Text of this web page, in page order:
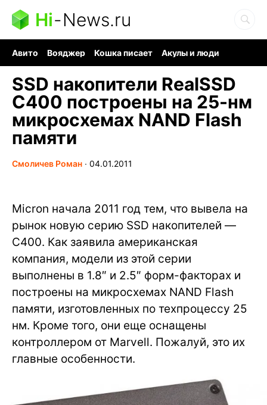
Hi-News.ru
Авито Вояджер Кошка писает
Акулы и люди
SSD накопители RealSSD
C400 построены на 25-нм
микросхемах NAND Flash
памяти
Смоличев Роман ∙ 04.01.2011
Micron начала 2011 год тем, что вывела на
рынок новую серию SSD накопителей —
C400. Как заявила американская
компания, модели из этой серии
выполнены в 1.8″ и 2.5″ форм-факторах и
построены на микросхемах NAND Flash
памяти, изготовленных по техпроцессу 25
нм. Кроме того, они еще оснащены
контроллером от Marvell. Пожалуй, это их
главные особенности.